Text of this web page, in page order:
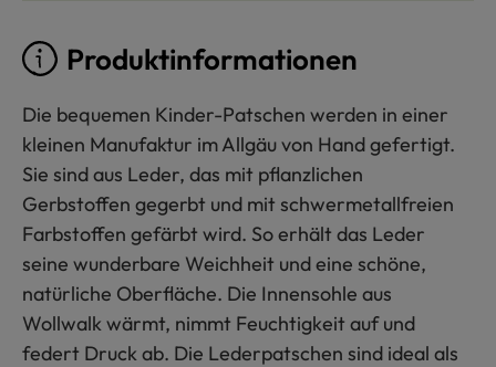
Produktinformationen
Die bequemen Kinder-Patschen werden in einer
kleinen Manufaktur im Allgäu von Hand gefertigt.
Sie sind aus Leder, das mit pflanzlichen
Gerbstoffen gegerbt und mit schwermetallfreien
Farbstoffen gefärbt wird. So erhält das Leder
seine wunderbare Weichheit und eine schöne,
natürliche Oberfläche. Die Innensohle aus
Wollwalk wärmt, nimmt Feuchtigkeit auf und
federt Druck ab. Die Lederpatschen sind ideal als